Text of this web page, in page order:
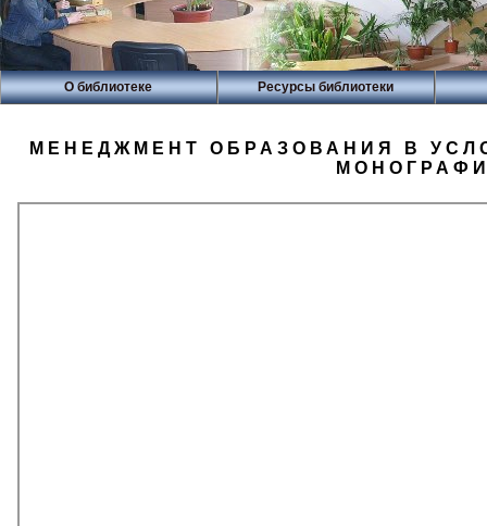
О библиотеке Ресурсы библиотеки
МЕНЕДЖМЕНТ ОБРАЗОВАНИЯ В